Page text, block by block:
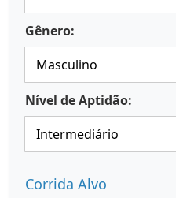
Gênero:
Nível de Aptidão:
Corrida Alvo